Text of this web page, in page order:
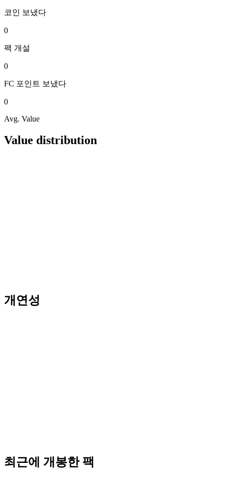
코인 보냈다
0
팩 개설
0
FC 포인트 보냈다
0
Avg. Value
Value distribution
개연성
최근에 개봉한 팩